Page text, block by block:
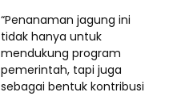
“Penanaman jagung ini
tidak hanya untuk
mendukung program
pemerintah, tapi juga
sebagai bentuk kontribusi